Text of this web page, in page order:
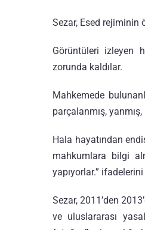
Sezar, Esed rejiminin
Görüntüleri izleyen
zorunda kaldılar.
Mahkemede
parçalanmış,
Hala hayatından
mahkumlara bilgi
yapıyorlar.”
Sezar, 2011’den
ve uluslararası